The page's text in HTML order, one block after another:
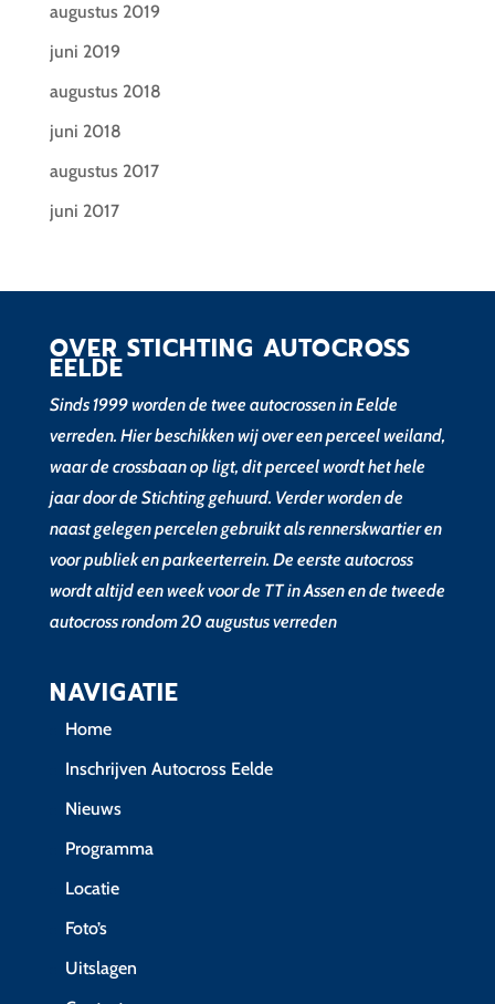
augustus 2019
juni 2019
augustus 2018
juni 2018
augustus 2017
juni 2017
OVER STICHTING AUTOCROSS
EELDE
Sinds 1999 worden de twee autocrossen in Eelde
verreden. Hier beschikken wij over een perceel weiland,
waar de crossbaan op ligt, dit perceel wordt het hele
jaar door de Stichting gehuurd. Verder worden de
naast gelegen percelen gebruikt als rennerskwartier en
voor publiek en parkeerterrein. De eerste autocross
wordt altijd een week voor de TT in Assen en de tweede
autocross rondom 20 augustus verreden
NAVIGATIE
Home
Inschrijven Autocross Eelde
Nieuws
Programma
Locatie
Foto’s
Uitslagen